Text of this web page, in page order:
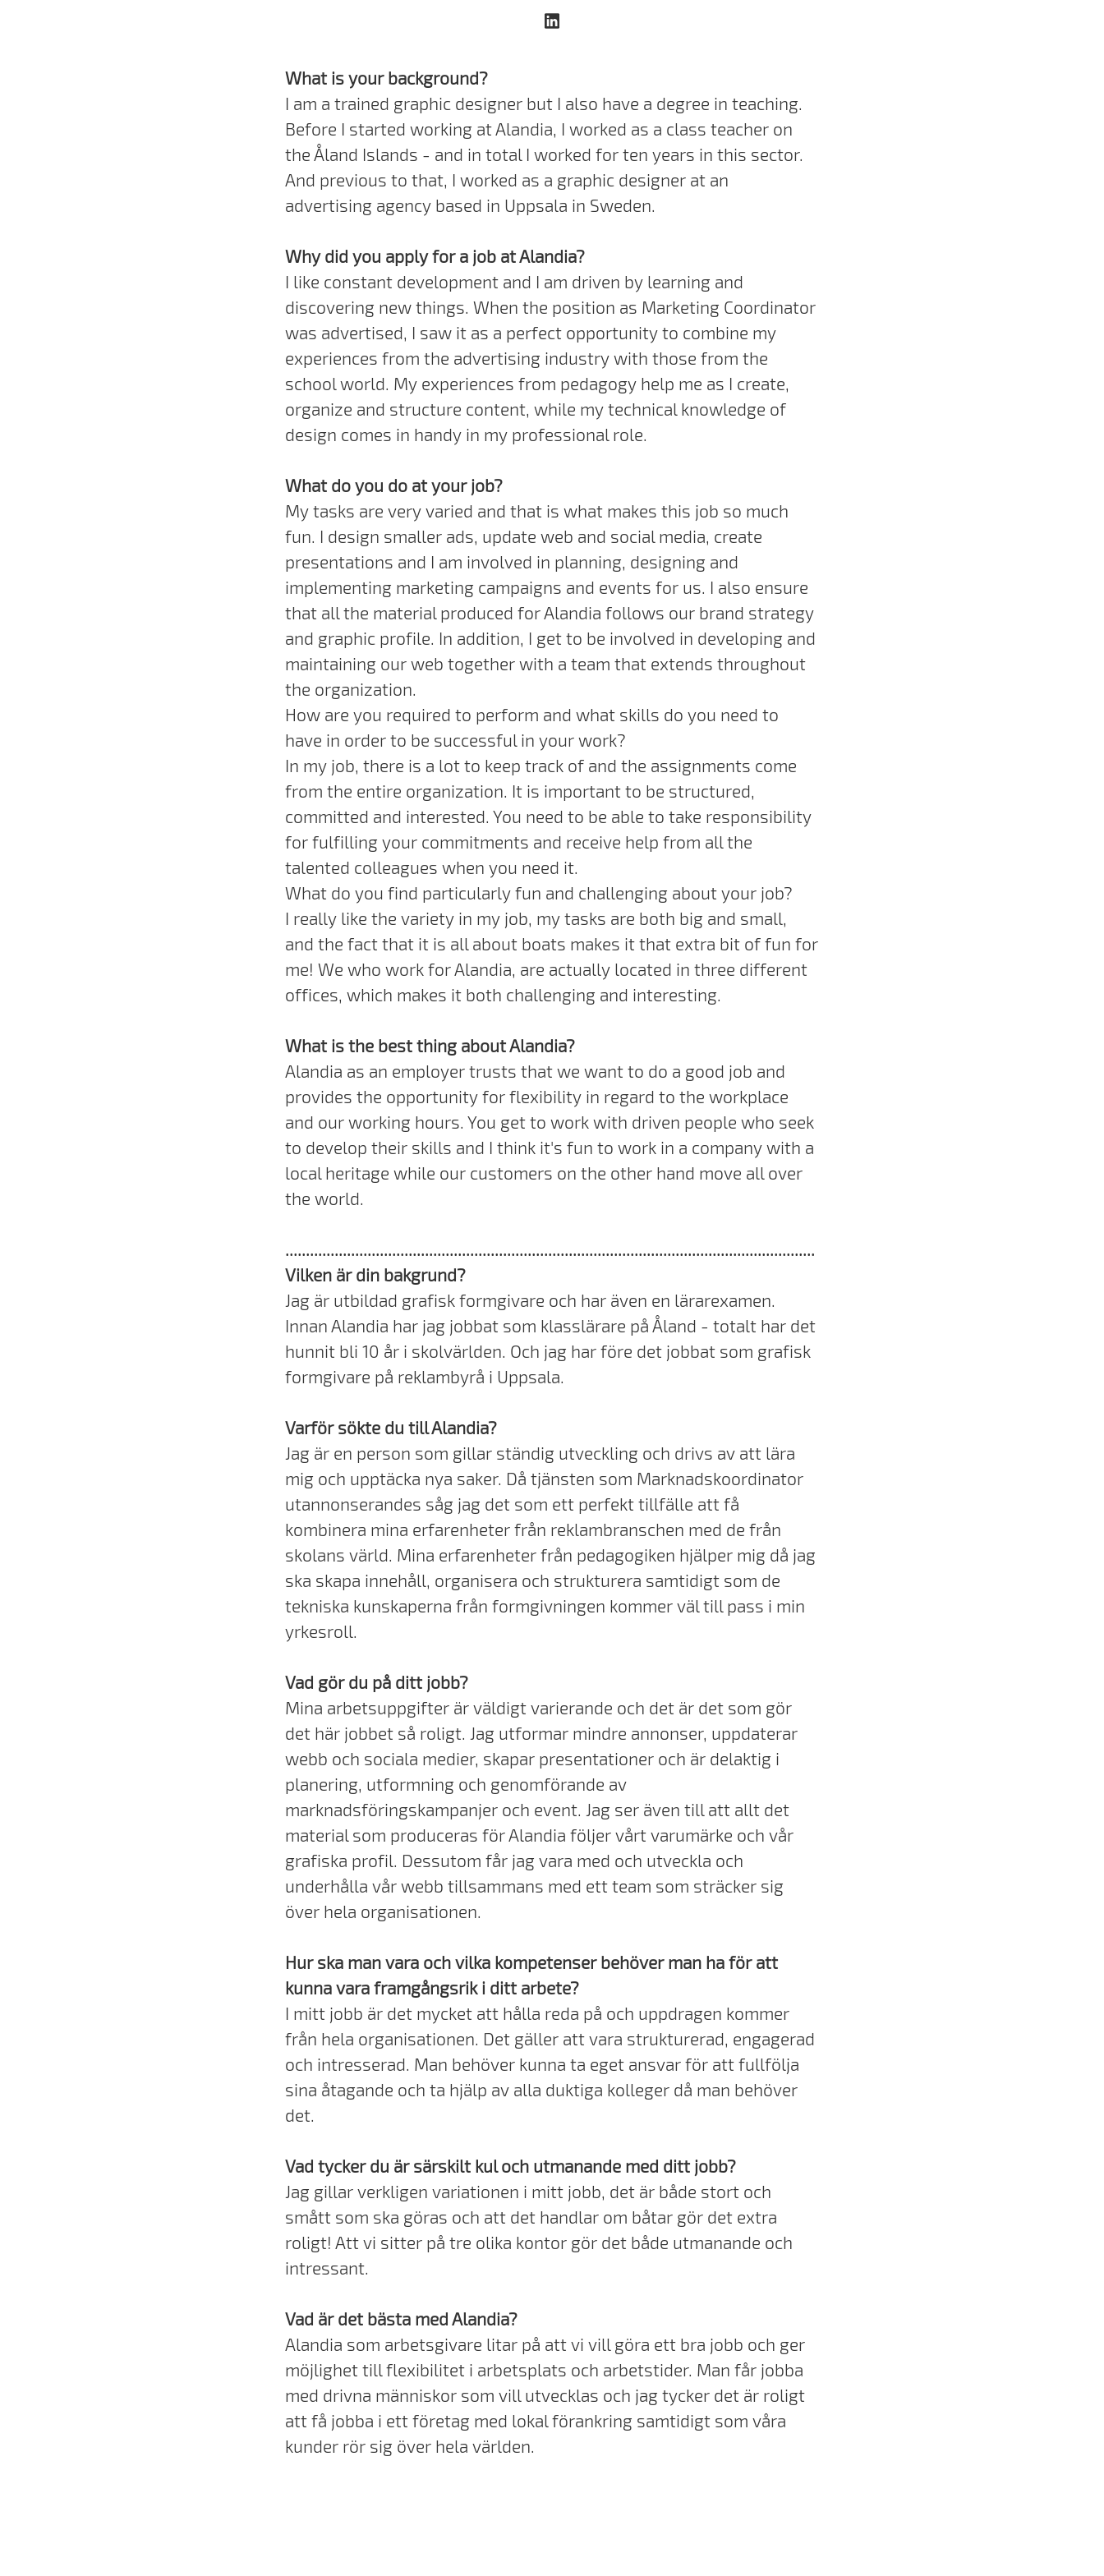
What is your background?
I am a trained graphic designer but I also have a degree in teaching.
Before I started working at Alandia, I worked as a class teacher on
the Åland Islands - and in total I worked for ten years in this sector.
And previous to that, I worked as a graphic designer at an
advertising agency based in Uppsala in Sweden.
Why did you apply for a job at Alandia?
I like constant development and I am driven by learning and
discovering new things. When the position as Marketing Coordinator
was advertised, I saw it as a perfect opportunity to combine my
experiences from the advertising industry with those from the
school world. My experiences from pedagogy help me as I create,
organize and structure content, while my technical knowledge of
design comes in handy in my professional role.
What do you do at your job?
My tasks are very varied and that is what makes this job so much
fun. I design smaller ads, update web and social media, create
presentations and I am involved in planning, designing and
implementing marketing campaigns and events for us. I also ensure
that all the material produced for Alandia follows our brand strategy
and graphic profile. In addition, I get to be involved in developing and
maintaining our web together with a team that extends throughout
the organization.
How are you required to perform and what skills do you need to
have in order to be successful in your work?
In my job, there is a lot to keep track of and the assignments come
from the entire organization. It is important to be structured,
committed and interested. You need to be able to take responsibility
for fulfilling your commitments and receive help from all the
talented colleagues when you need it.
What do you find particularly fun and challenging about your job?
I really like the variety in my job, my tasks are both big and small,
and the fact that it is all about boats makes it that extra bit of fun for
me! We who work for Alandia, are actually located in three different
offices, which makes it both challenging and interesting.
What is the best thing about Alandia?
Alandia as an employer trusts that we want to do a good job and
provides the opportunity for flexibility in regard to the workplace
and our working hours. You get to work with driven people who seek
to develop their skills and I think it's fun to work in a company with a
local heritage while our customers on the other hand move all over
the world.
.................................................................................................................................
Vilken är din bakgrund?
Jag är utbildad grafisk formgivare och har även en lärarexamen.
Innan Alandia har jag jobbat som klasslärare på Åland - totalt har det
hunnit bli 10 år i skolvärlden. Och jag har före det jobbat som grafisk
formgivare på reklambyrå i Uppsala.
Varför sökte du till Alandia?
Jag är en person som gillar ständig utveckling och drivs av att lära
mig och upptäcka nya saker. Då tjänsten som Marknadskoordinator
utannonserandes såg jag det som ett perfekt tillfälle att få
kombinera mina erfarenheter från reklambranschen med de från
skolans värld. Mina erfarenheter från pedagogiken hjälper mig då jag
ska skapa innehåll, organisera och strukturera samtidigt som de
tekniska kunskaperna från formgivningen kommer väl till pass i min
yrkesroll.
Vad gör du på ditt jobb?
Mina arbetsuppgifter är väldigt varierande och det är det som gör
det här jobbet så roligt. Jag utformar mindre annonser, uppdaterar
webb och sociala medier, skapar presentationer och är delaktig i
planering, utformning och genomförande av
marknadsföringskampanjer och event. Jag ser även till att allt det
material som produceras för Alandia följer vårt varumärke och vår
grafiska profil. Dessutom får jag vara med och utveckla och
underhålla vår webb tillsammans med ett team som sträcker sig
över hela organisationen.
Hur ska man vara och vilka kompetenser behöver man ha för att
kunna vara framgångsrik i ditt arbete?
I mitt jobb är det mycket att hålla reda på och uppdragen kommer
från hela organisationen. Det gäller att vara strukturerad, engagerad
och intresserad. Man behöver kunna ta eget ansvar för att fullfölja
sina åtagande och ta hjälp av alla duktiga kolleger då man behöver
det.
Vad tycker du är särskilt kul och utmanande med ditt jobb?
Jag gillar verkligen variationen i mitt jobb, det är både stort och
smått som ska göras och att det handlar om båtar gör det extra
roligt! Att vi sitter på tre olika kontor gör det både utmanande och
intressant.
Vad är det bästa med Alandia?
Alandia som arbetsgivare litar på att vi vill göra ett bra jobb och ger
möjlighet till flexibilitet i arbetsplats och arbetstider. Man får jobba
med drivna människor som vill utvecklas och jag tycker det är roligt
att få jobba i ett företag med lokal förankring samtidigt som våra
kunder rör sig över hela världen.